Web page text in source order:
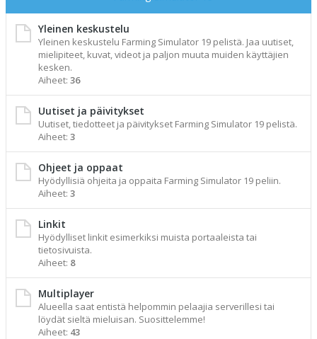
Yleinen keskustelu
Yleinen keskustelu Farming Simulator 19 pelistä. Jaa uutiset,
mielipiteet, kuvat, videot ja paljon muuta muiden käyttäjien
kesken.
Aiheet: 36
Uutiset ja päivitykset
Uutiset, tiedotteet ja päivitykset Farming Simulator 19 pelistä.
Aiheet: 3
Ohjeet ja oppaat
Hyödyllisiä ohjeita ja oppaita Farming Simulator 19 peliin.
Aiheet: 3
Linkit
Hyödylliset linkit esimerkiksi muista portaaleista tai
tietosivuista.
Aiheet: 8
Multiplayer
Alueella saat entistä helpommin pelaajia serverillesi tai
löydät sieltä mieluisan. Suosittelemme!
Aiheet: 43